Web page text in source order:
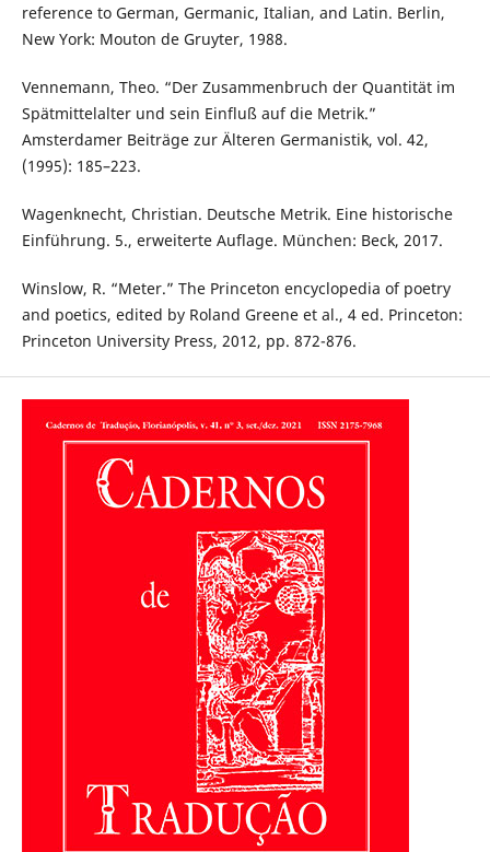
reference to German, Germanic, Italian, and Latin. Berlin,
New York: Mouton de Gruyter, 1988.
Vennemann, Theo. “Der Zusammenbruch der Quantität im
Spätmittelalter und sein Einfluß auf die Metrik.”
Amsterdamer Beiträge zur Älteren Germanistik, vol. 42,
(1995): 185–223.
Wagenknecht, Christian. Deutsche Metrik. Eine historische
Einführung. 5., erweiterte Auflage. München: Beck, 2017.
Winslow, R. “Meter.” The Princeton encyclopedia of poetry
and poetics, edited by Roland Greene et al., 4 ed. Princeton:
Princeton University Press, 2012, pp. 872-876.